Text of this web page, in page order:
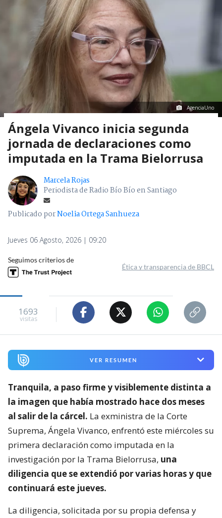
AgenciaUno
Ángela Vivanco inicia segunda
jornada de declaraciones como
imputada en la Trama Bielorrusa
Marcela Rojas
Periodista de Radio Bío Bío en Santiago
Publicado porNoelia Ortega Sanhueza
Jueves 06 Agosto, 2026 | 09:20
Seguimos criterios de
Ética y transparencia de BBCL
1693
visitas
VER RESUMEN
Tranquila, a paso firme y visiblemente distinta a
la imagen que había mostrado hace dos meses
al salir de la cárcel. La exministra de la Corte
Suprema, Ángela Vivanco, enfrentó este miércoles su
primera declaración como imputada en la
investigación por la Trama Bielorrusa, una
diligencia que se extendió por varias horas y que
continuará este jueves.
La diligencia, solicitada por su propia defensa y